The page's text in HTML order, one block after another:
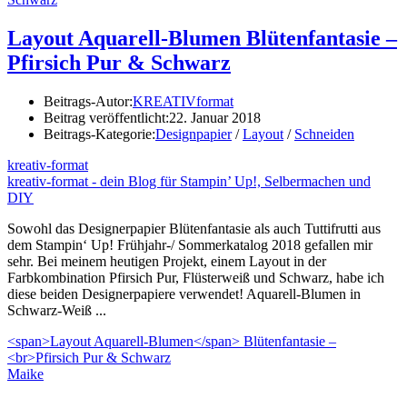
Layout Aquarell-Blumen Blütenfantasie –
Pfirsich Pur & Schwarz
Beitrags-Autor:KREATIVformat
Beitrag veröffentlicht:22. Januar 2018
Beitrags-Kategorie:Designpapier / Layout / Schneiden
kreativ-format
kreativ-format - dein Blog für Stampin’ Up!, Selbermachen und
DIY
Sowohl das Designerpapier Blütenfantasie als auch Tuttifrutti aus
dem Stampin‘ Up! Frühjahr-/ Sommerkatalog 2018 gefallen mir
sehr. Bei meinem heutigen Projekt, einem Layout in der
Farbkombination Pfirsich Pur, Flüsterweiß und Schwarz, habe ich
diese beiden Designerpapiere verwendet! Aquarell-Blumen in
Schwarz-Weiß ...
<span>Layout Aquarell-Blumen</span> Blütenfantasie –
<br>Pfirsich Pur & Schwarz
Maike